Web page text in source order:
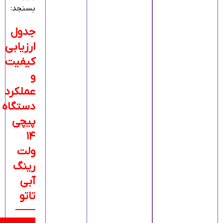
بسنجد:
جدول
ارزیابی
کیفیت
و
عملکرد
دستگاه
پیچی
۱۴
ولت
رینگ
آبی
تاتو